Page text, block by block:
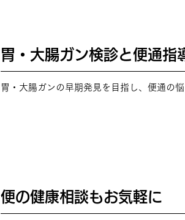
胃・大腸ガン検診と便通指
胃・大腸ガンの早期発見を目指し、便通の
便の健康相談もお気軽に